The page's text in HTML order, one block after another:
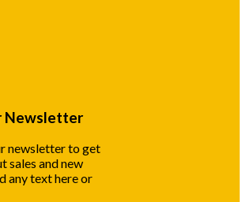
Newsletter
newsletter to get
sales and new
any text here or